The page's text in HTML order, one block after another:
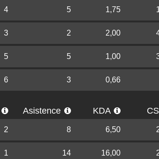
4 5 1,75
3 2 2,00
5 5 1,00
6 3 0,66
Asistence KDA
2 8 6,50
1 14 16,00